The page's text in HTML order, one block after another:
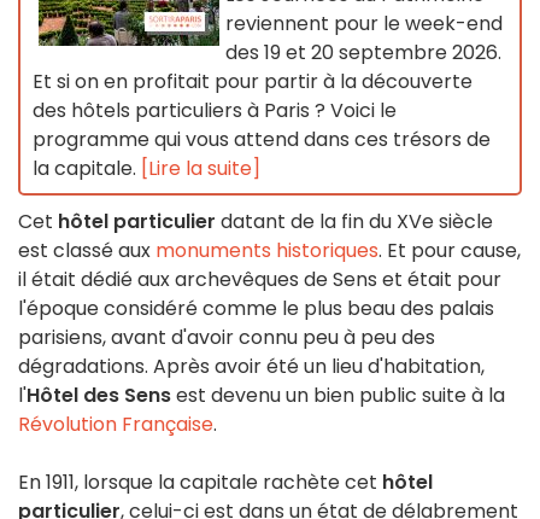
reviennent pour le week-end
des 19 et 20 septembre 2026.
Et si on en profitait pour partir à la découverte
des hôtels particuliers à Paris ? Voici le
programme qui vous attend dans ces trésors de
la capitale. [Lire la suite]
Cet hôtel particulier datant de la fin du XVe siècle
est classé aux monuments historiques. Et pour cause,
il était dédié aux archevêques de Sens et était pour
l'époque considéré comme le plus beau des palais
parisiens, avant d'avoir connu peu à peu des
dégradations. Après avoir été un lieu d'habitation,
l'Hôtel des Sensest devenu un bien public suite à la
Révolution Française.
En 1911, lorsque la capitale rachète cet hôtel
particulier, celui-ci est dans un état de délabrement